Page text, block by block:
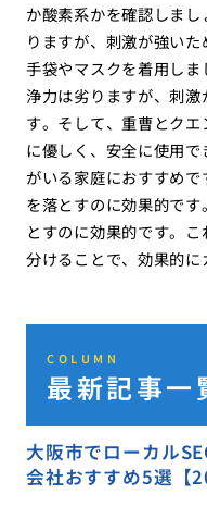
か酸素系かを確認しま
りますが、刺激が強い
手袋やマスクを着用し
浄力は劣りますが、刺
す。そして、重曹とク
に優しく、安全に使用
がいる家庭におすすめ
を落とすのに効果的で
とすのに効果的です。
分けることで、効果的に
COLUMN
最新記事一
大阪市でローカル
会社おすすめ5選【